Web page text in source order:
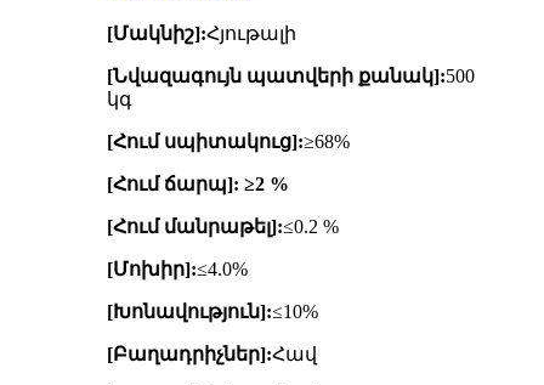
[Մակնիշ]:Հյութալի
[Նվազագույն պատվերի քանակ]:500
կգ
[Հում սպիտակուց]:≥68%
[Հում ճարպ]: ≥2 %
[Հում մանրաթել]:≤0.2 %
[Մոխիր]:≤4.0%
[Խոնավություն]:≤10%
[Բաղադրիչներ]:Հավ